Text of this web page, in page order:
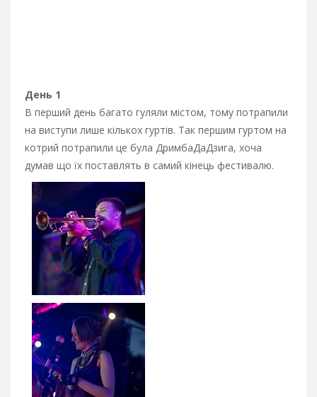
День 1
В перший день багато гуляли містом, тому потрапили
на виступи лише кількох гуртів. Так першим гуртом на
котрий потрапили це була ДримбаДаДзига, хоча
думав що їх поставлять в самий кінець фестивалю.